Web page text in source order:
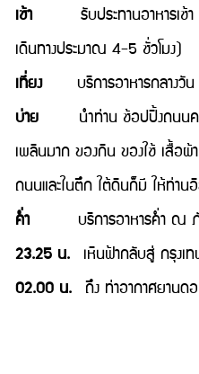
เช้ารับประทานอาหารเช้า / เ
เดินทางประมาณ 4-5 ชั่วโมง)
เที่ยง
บริการอาหารกลางวั
บ่าย
นำท่าน ช้อปปิ้งถนนคน
เพลินมาก ของกิน ของใช้ เสื้อ
ถนนและในตึก ใต้ดินก็มี ให้ท่าน
คํ่าบริการอาหารค่ำ ณ ภั
23.25 น. เหินฟ้ากลับสู่ กรุงเ
02.00 น. ถึง ท่าอากาศยานด